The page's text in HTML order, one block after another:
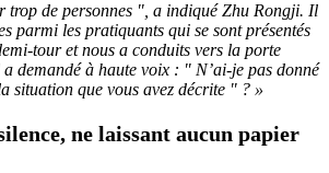
trop de personnes ", a indiqué Zhu Rongji. Il
parmi les pratiquants qui se sont présentés
tour et nous a conduits vers la porte
demandé à haute voix : " N’ai-je pas donné
situation que vous avez décrite " ? »
ne laissant aucun papier